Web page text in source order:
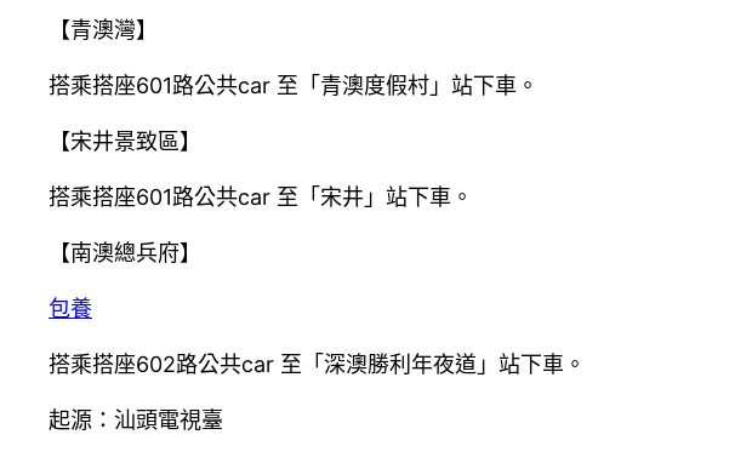
【青澳灣】
搭乘搭座601路公共car 至「青澳度假村」站下車。
【宋井景致區】
搭乘搭座601路公共car 至「宋井」站下車。
【南澳總兵府】
包養
搭乘搭座602路公共car 至「深澳勝利年夜道」站下車。
起源：汕頭電視臺